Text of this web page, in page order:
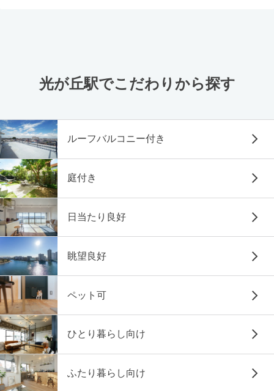
光が丘駅でこだわりから探す
ルーフバルコニー付き
庭付き
日当たり良好
眺望良好
ペット可
ひとり暮らし向け
ふたり暮らし向け